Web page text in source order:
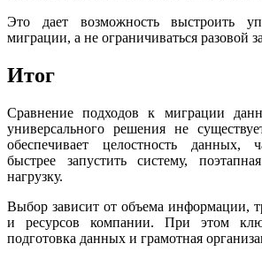
Это дает возможность выстроить
миграции, а не ограничиваться разовой
Итог
Сравнение подходов к миграции
универсального решения не
обеспечивает целостность данных,
быстрее запустить систему,
нагрузку.
Выбор зависит от объема информации,
и ресурсов компании. При этом
подготовка данных и грамотная